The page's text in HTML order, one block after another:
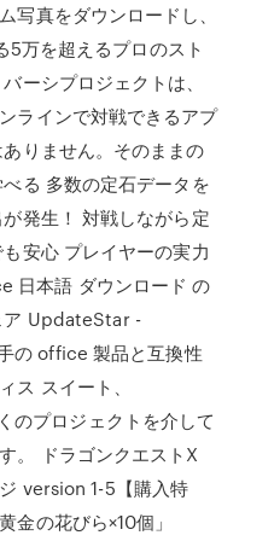
写真をダウンロードし、
万を超えるプロのスト
ーシプロジェクトは、
ラインで対戦できるアプ
りません。そのままの
る 多数の定石データを
発生！ 対戦しながら定
安心 プレイヤーの実力
日本語 ダウンロード の
ア UpdateStar -
の office 製品と互換性
ス スイート、
プロジェクトを介して
。 ドラゴンクエストX
version 1-5【購入特
金の花びら×10個」